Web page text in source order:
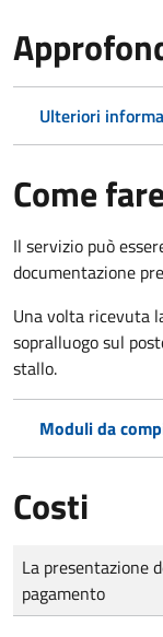
Ulteriori
Come
Il servizio può
documentazione
Una volta ricevuta
sopralluogo sul
stallo.
Moduli da
Costi
Tipo di pagamento
Importo
La presentazione
pagamento